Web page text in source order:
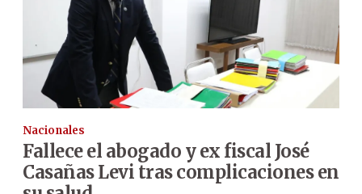
Nacionales
Fallece el abogado y ex fiscal José
Casañas Levi tras complicaciones en